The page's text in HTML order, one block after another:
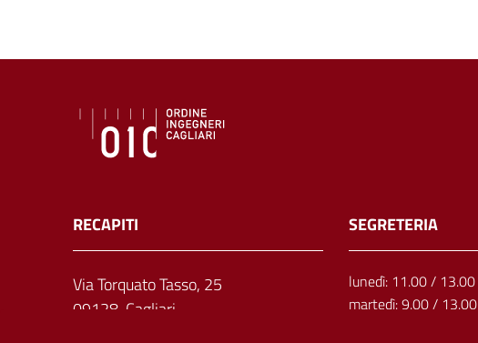
RECAPITI
Via Torquato Tasso, 25
09128, Cagliari
SEGRETERIA
lunedì: 11.00 / 13.00
martedì: 9.00 /